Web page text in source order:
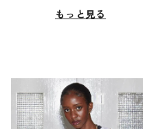
もっと見る